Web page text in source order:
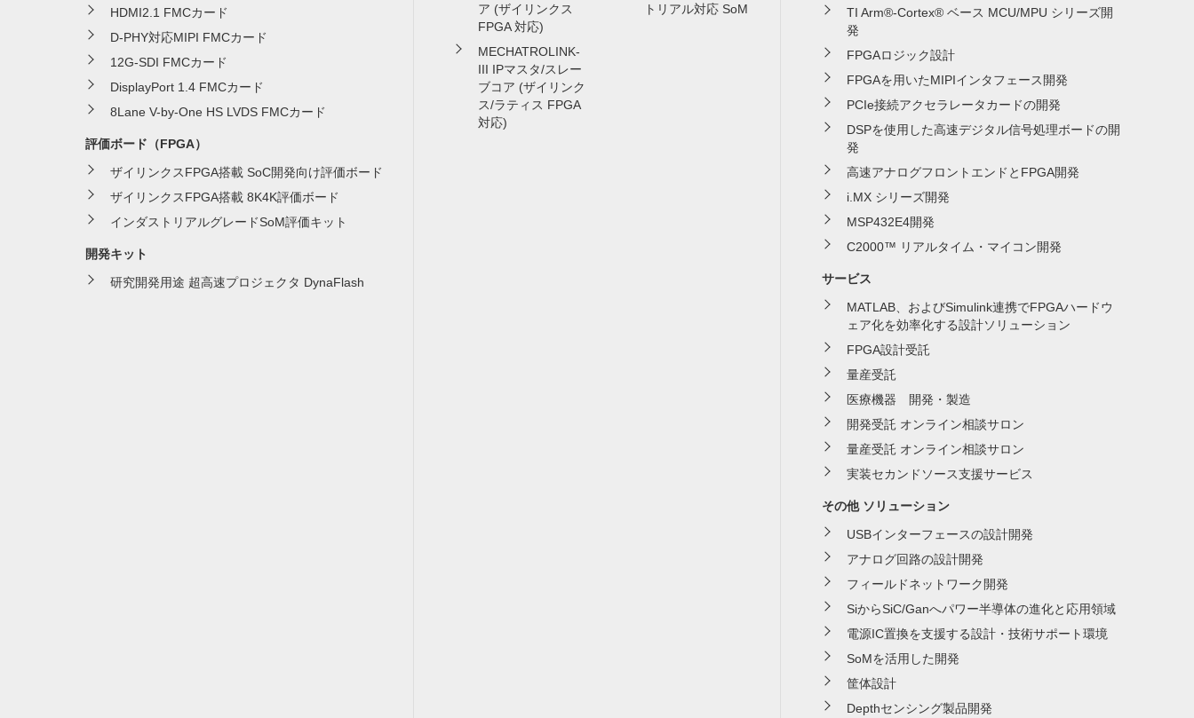
HDMI2.1 FMCカード
D-PHY対応MIPI FMCカード
12G-SDI FMCカード
DisplayPort 1.4 FMCカード
8Lane V-by-One HS LVDS FMCカード
評価ボード（FPGA）
ザイリンクスFPGA搭載 SoC開発向け評価ボード
ザイリンクスFPGA搭載 8K4K評価ボード
インダストリアルグレードSoM評価キット
開発キット
研究開発用途 超高速プロジェクタ DynaFlash
ア (ザイリンクス
FPGA 対応)
トリアル対応 SoM
MECHATROLINK-
III IPマスタ/スレー
ブコア (ザイリンク
ス/ラティス FPGA
対応)
TI Arm®-Cortex® ベース MCU/MPU シリーズ開
発
FPGAロジック設計
FPGAを用いたMIPIインタフェース開発
PCIe接続アクセラレータカードの開発
DSPを使用した高速デジタル信号処理ボードの開
発
高速アナログフロントエンドとFPGA開発
i.MX シリーズ開発
MSP432E4開発
C2000™ リアルタイム・マイコン開発
サービス
MATLAB、およびSimulink連携でFPGAハードウ
ェア化を効率化する設計ソリューション
FPGA設計受託
量産受託
医療機器 開発・製造
開発受託 オンライン相談サロン
量産受託 オンライン相談サロン
実装セカンドソース支援サービス
その他 ソリューション
USBインターフェースの設計開発
アナログ回路の設計開発
フィールドネットワーク開発
SiからSiC/Ganへパワー半導体の進化と応用領域
電源IC置換を支援する設計・技術サポート環境
SoMを活用した開発
筐体設計
Depthセンシング製品開発